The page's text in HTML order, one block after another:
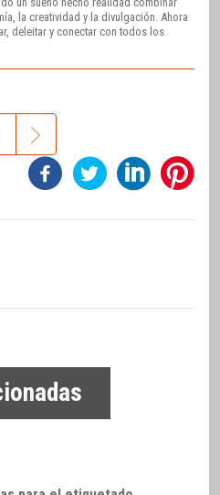
la creatividad y la divulgación. Ahora
deleitar y conectar con todos los